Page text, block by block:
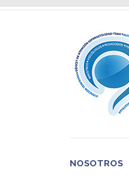
NOSOTROS